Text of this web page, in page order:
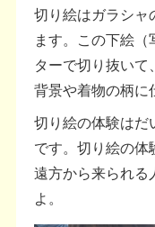
切り絵はガラシャ
ます。この下絵
ターで切り抜いて
背景や着物の柄に
切り絵の体験は
です。切り絵の体
遠方から来られる
よ。